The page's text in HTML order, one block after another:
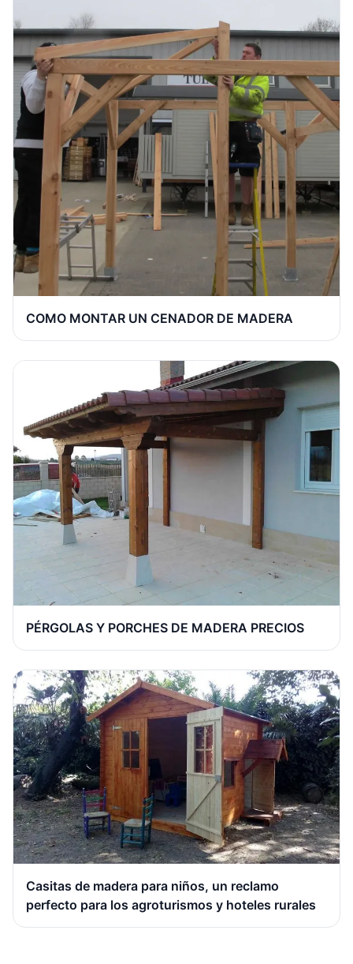
COMO MONTAR UN CENADOR DE MADERA
PÉRGOLAS Y PORCHES DE MADERA PRECIOS
Casitas de madera para niños, un reclamo
perfecto para los agroturismos y hoteles rurales